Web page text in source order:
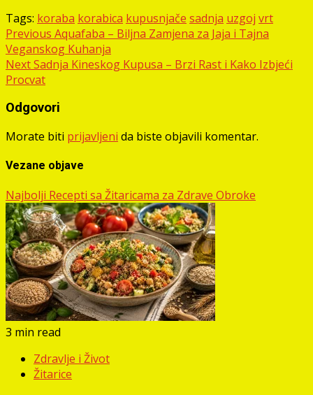
Tags: koraba korabica kupusnjače sadnja uzgoj vrt
Post
navigation
Previous Aquafaba – Biljna Zamjena za Jaja i Tajna
Veganskog Kuhanja
NextSadnja Kineskog Kupusa – Brzi Rast i Kako Izbjeći
Procvat
Odgovori
Morate biti prijavljeni da biste objavili komentar.
Vezane objave
Najbolji Recepti sa Žitaricama za Zdrave Obroke
3 min read
Zdravlje i Život
Žitarice